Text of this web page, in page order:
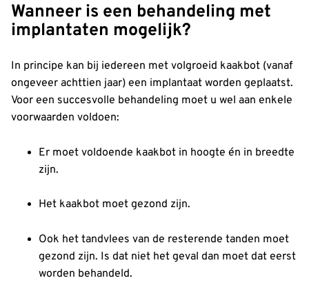
Wanneer is een behandeling met
implantaten mogelijk?
In principe kan bij iedereen met volgroeid kaakbot (vanaf
ongeveer achttien jaar) een implantaat worden geplaatst.
Voor een succesvolle behandeling moet u wel aan enkele
voorwaarden voldoen:
Er moet voldoende kaakbot in hoogte én in breedte
zijn.
Het kaakbot moet gezond zijn.
Ook het tandvlees van de resterende tanden moet
gezond zijn. Is dat niet het geval dan moet dat eerst
worden behandeld.